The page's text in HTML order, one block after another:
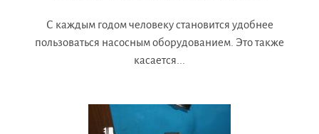
С каждым годом человеку становится удобнее
пользоваться насосным оборудованием. Это также
касается...